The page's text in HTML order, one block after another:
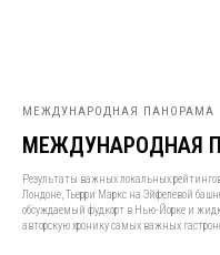
МЕЖДУНАРОДНАЯ ПАНОРАМА
МЕЖДУНАРОДНАЯ
Результаты важных локальных
Лондоне, Тьерри Маркс на Эйфелевой
обсуждаемый фудкорт в Нью-Йорке и
авторскую хронику самых важных